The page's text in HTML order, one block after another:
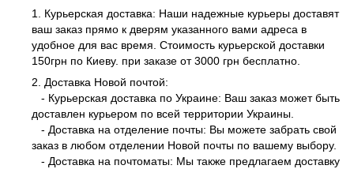
1. Курьерская доставка: Наши надежные курьеры доставят
ваш заказ прямо к дверям указанного вами адреса в
удобное для вас время. Стоимость курьерской доставки
150грн по Киеву. при заказе от 3000 грн бесплатно.
2. Доставка Новой почтой:
- Курьерская доставка по Украине: Ваш заказ может быть
доставлен курьером по всей территории Украины.
- Доставка на отделение почты: Вы можете забрать свой
заказ в любом отделении Новой почты по вашему выбору.
- Доставка на почтоматы: Мы также предлагаем доставку